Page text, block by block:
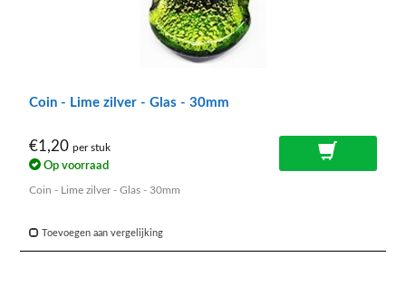
Coin - Lime zilver - Glas - 30mm
€1,20 per stuk
Op voorraad
Coin - Lime zilver - Glas - 30mm
Toevoegen aan vergelijking